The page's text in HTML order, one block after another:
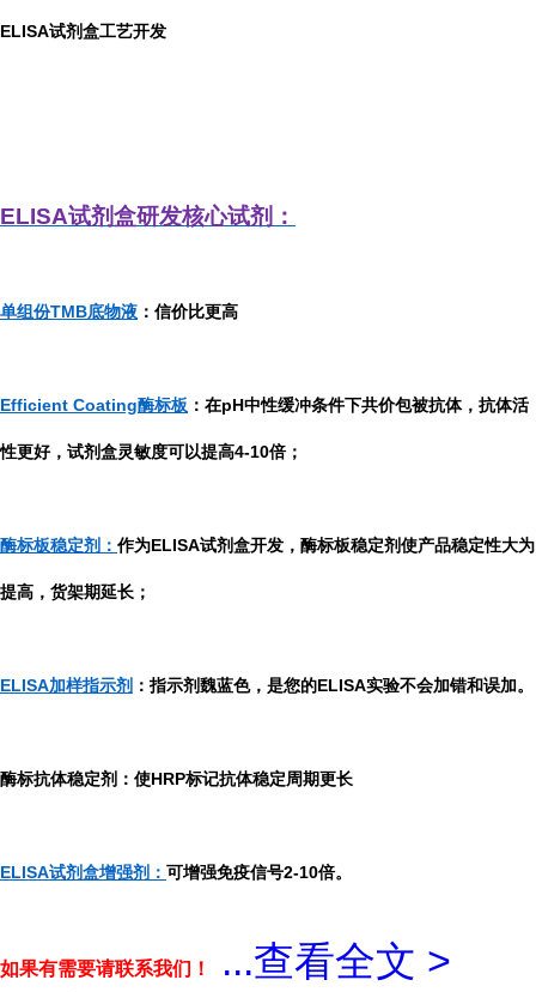
ELISA试剂盒工艺开发
ELISA试剂盒研发核心试剂：
单组份TMB底物液 ：信价比更高
Efficient Coating酶标板 ：在pH中性缓冲条件下共价包被抗体，抗体活
性更好，试剂盒灵敏度可以提高4-10倍；
酶标板稳定剂： 作为ELISA试剂盒开发，酶标板稳定剂使产品稳定性大为
提高，货架期延长；
ELISA加样指示剂 ：指示剂魏蓝色，是您的ELISA实验不会加错和误加。
酶标抗体稳定剂：使HRP标记抗体稳定周期更长
ELISA试剂盒增强剂： 可增强免疫信号2-10倍。
如果有需要请联系我们！ ...查看全文 >